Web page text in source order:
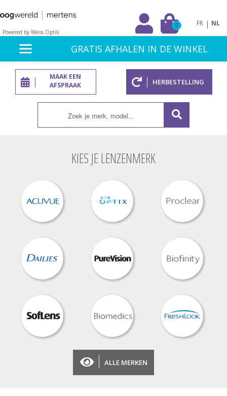
Powered by Weiss Optik
0 FR | NL
GRATIS AFHALEN IN DE WINKEL
MAAK EEN
AFSPRAAK
HERBESTELLING
KIES JE LENZENMERK
ALLE MERKEN